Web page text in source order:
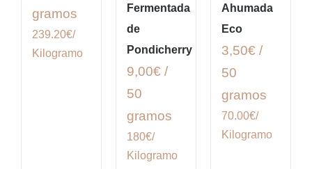
gramos
239.20€/
Kilogramo
Fermentada
de
Pondicherry
9,00€ /
50
gramos
180€/
Kilogramo
Ahumada
Eco
3,50€ /
50
gramos
70.00€/
Kilogramo